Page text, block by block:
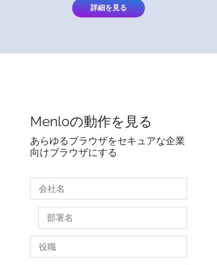
詳細を見る
Menloの動作を見る
あらゆるブラウザをセキュアな企業
向けブラウザにする